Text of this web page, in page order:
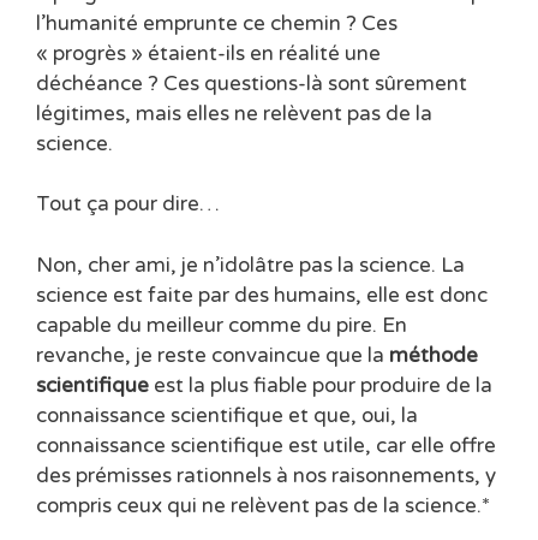
l’humanité emprunte ce chemin ? Ces
« progrès » étaient-ils en réalité une
déchéance ? Ces questions-là sont sûrement
légitimes, mais elles ne relèvent pas de la
science.
Tout ça pour dire…
Non, cher ami, je n’idolâtre pas la science. La
science est faite par des humains, elle est donc
capable du meilleur comme du pire. En
revanche, je reste convaincue que la méthode
scientifique est la plus fiable pour produire de la
connaissance scientifique et que, oui, la
connaissance scientifique est utile, car elle offre
des prémisses rationnels à nos raisonnements, y
compris ceux qui ne relèvent pas de la science.*